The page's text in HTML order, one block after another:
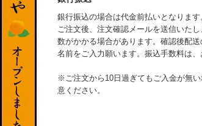
銀行振込の場合は代金前払いとなります
ご注文後、注文確認メールを送信いた
数がかかる場合があります。確認後配
名前をご入力願います。振込手数料は
※ご注文から10日過ぎてもご入金が無
意ください。